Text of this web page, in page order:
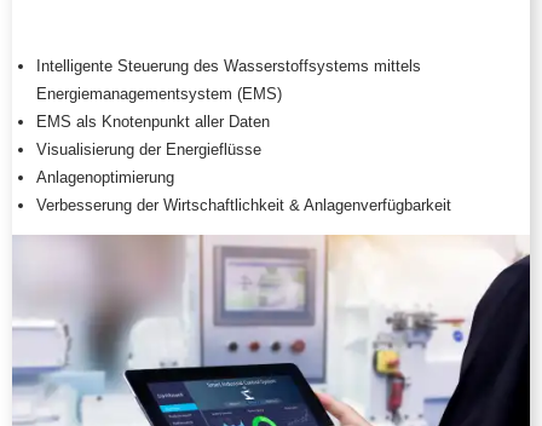
Intelligente Steuerung des Wasserstoffsystems mittels
Energiemanagementsystem (EMS)
EMS als Knotenpunkt aller Daten
Visualisierung der Energieflüsse
Anlagenoptimierung
Verbesserung der Wirtschaftlichkeit & Anlagenverfügbarkeit